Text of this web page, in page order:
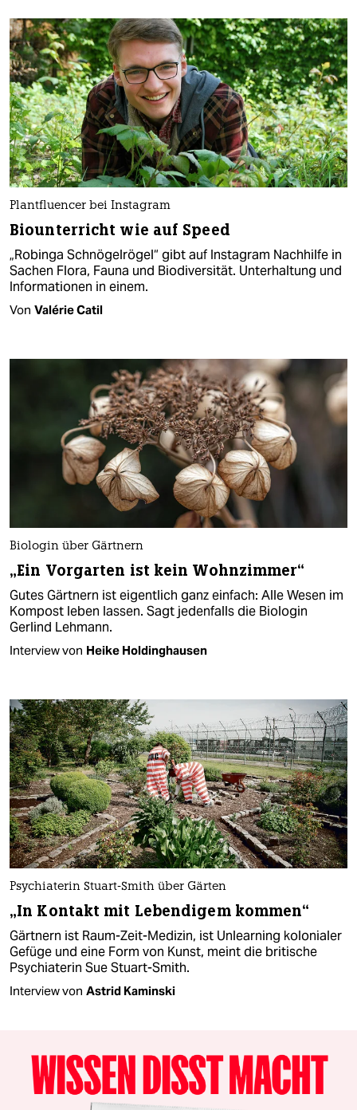
Plantfluencer bei Instagram
Biounterricht wie auf Speed
„Robinga Schnögelrögel“ gibt auf Instagram Nachhilfe in
Sachen Flora, Fauna und Biodiversität. Unterhaltung und
Informationen in einem.
Von Valérie Catil
Biologin über Gärtnern
„Ein Vorgarten ist kein Wohnzimmer“
Gutes Gärtnern ist eigentlich ganz einfach: Alle Wesen im
Kompost leben lassen. Sagt jedenfalls die Biologin
Gerlind Lehmann.
Interview von Heike Holdinghausen
Psychiaterin Stuart-Smith über Gärten
„In Kontakt mit Lebendigem kommen“
Gärtnern ist Raum-Zeit-Medizin, ist Unlearning kolonialer
Gefüge und eine Form von Kunst, meint die britische
Psychiaterin Sue Stuart-Smith.
Interview von Astrid Kaminski